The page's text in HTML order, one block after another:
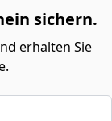
sichern.
erhalten Sie